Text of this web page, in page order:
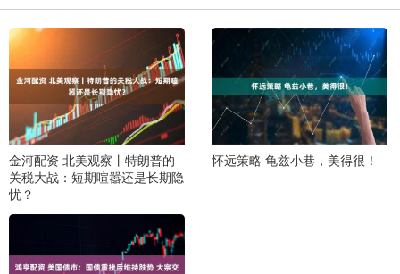
金河配资 北美观察丨特朗普的
关税大战：短期喧嚣还是长期隐
忧？
怀远策略 龟兹小巷，美得很！